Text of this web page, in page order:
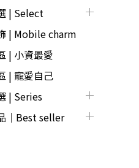
| Select
| Mobile charm
| 小資最愛
| 寵愛自己
| Series
│Best seller